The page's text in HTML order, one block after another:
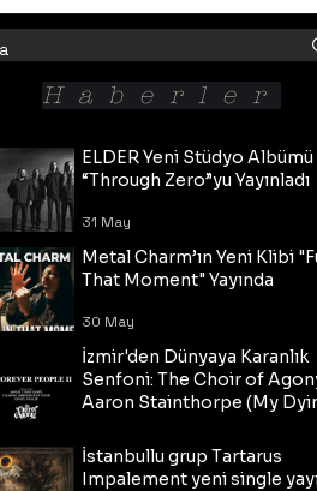
ELDER Yeni Stüdyo Albümü
“Through Zero”yu Yayınladı
31 May
Metal Charm’ın Yeni Klibi
That Moment" Yayında
30 May
İzmir'den Dünyaya Karanlık
Senfoni: The Choir of
Aaron Stainthorpe (My
Tekli!
30 May
İstanbullu grup Tartarus
Impalement yeni single
Haberler